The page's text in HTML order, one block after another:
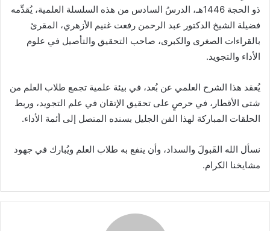
ذو الحجة 1446هـ، الدرسُ السادس من هذه السلسلة العلمية، يُقدِّمه
فضيلة الشيخ الدكتور عبد الرحمن رفعت غنيم الأزهري، المقرئ
بالقراءات الصغرى والكبرى، صاحب التحقيق والتأصيل في علوم
الأداء والتجويد.
يُعقد هذا الشرح العلمي عن بُعد، في بيئة علمية تجمع طلاب العلم من
شتى الأقطار، في حرصٍ على تحقيق الإتقان في علم التجويد، وربط
الحلقات المباركة لهذا الفن الجليل بسنده المتصل إلى أئمة الأداء.
نسأل الله القَبولَ والسداد، وأن ينفع به طلاب العلم ويُبارك في جهود
مشايخنا الكرام.